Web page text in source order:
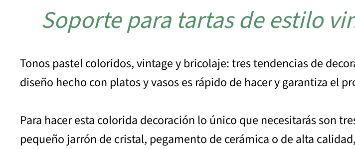
Soporte para tartas de estilo
Tonos pastel coloridos, vintage y bricolaje: tres tendencias de
diseño hecho con platos y vasos es rápido de hacer y garantiza el
Para hacer esta colorida decoración lo único que necesitarás son
pequeño jarrón de cristal, pegamento de cerámica o de alta